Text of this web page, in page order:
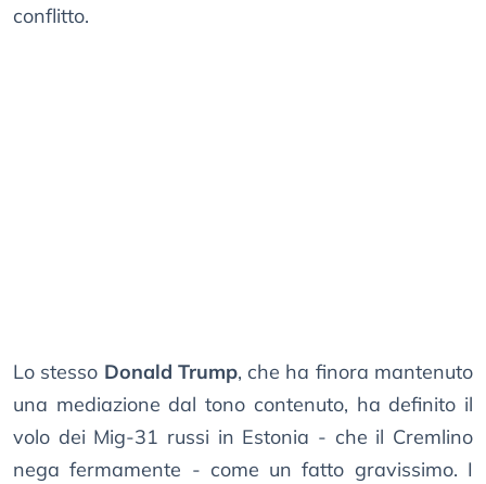
conflitto.
Lo stesso Donald Trump, che ha finora mantenuto
una mediazione dal tono contenuto, ha definito il
volo dei Mig-31 russi in Estonia - che il Cremlino
nega fermamente - come un fatto gravissimo. I